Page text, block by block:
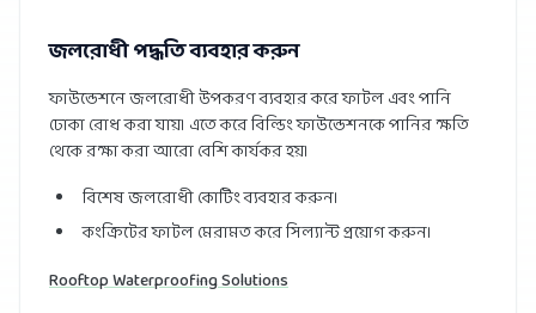
জলরোধী পদ্ধতি ব্যবহার করুন
ফাউন্ডেশনে জলরোধী উপকরণ ব্যবহার করে ফাটল এবং পানি
ঢোকা রোধ করা যায়। এতে করে বিল্ডিং ফাউন্ডেশনকে পানির ক্ষতি
থেকে রক্ষা করাআরো বেশি কার্যকর হয়।
বিশেষ জলরোধী কোটিং ব্যবহার করুন।
কংক্রিটের ফাটল মেরামত করে সিল্যান্ট প্রয়োগ করুন।
Rooftop Waterproofing Solutions